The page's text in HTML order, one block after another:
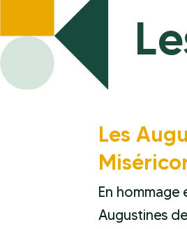
Les
En hommage
Augustines